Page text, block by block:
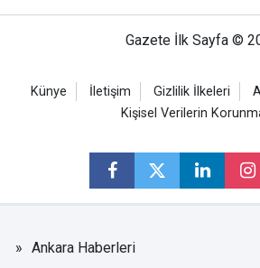
Gazete İlk Sayfa ©
Künye İletişim Gizlilik İlkeleri
Kişisel Verilerin
Ankara Haberleri